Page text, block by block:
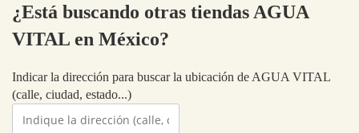
¿Está buscando otras tiendas AGUA
VITAL en México?
Indicar la dirección para buscar la ubicación de AGUA VITAL
(calle, ciudad, estado...)